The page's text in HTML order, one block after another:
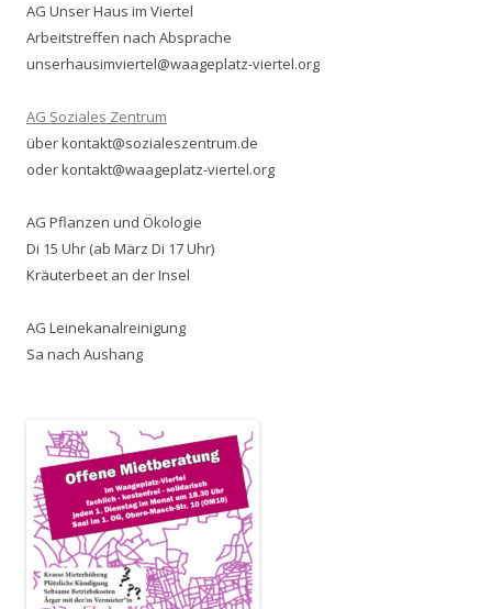
AG Unser Haus im Viertel
Arbeitstreffen nach Absprache
unserhausimviertel@waageplatz-viertel.org
AG Soziales Zentrum
über kontakt@sozialeszentrum.de
oder kontakt@waageplatz-viertel.org
AG Pflanzen und Ökologie
Di 15 Uhr (ab März Di 17 Uhr)
Kräuterbeet an der Insel
AG Leinekanalreinigung
Sa nach Aushang